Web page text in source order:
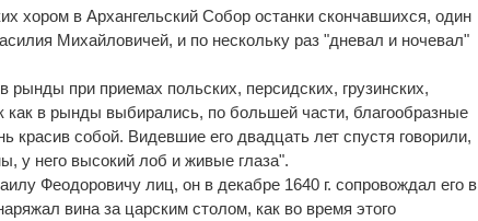
хором в Архангельский Собор останки скончавшихся, один
Михайловичей, и по нескольку раз "дневал и ночевал"
рынды при приемах польских, персидских, грузинских,
как в рынды выбирались, по большей части, благообразные
собой. Видевшие его двадцать лет спустя говорили,
у него высокий лоб и живые глаза".
Феодоровичу лиц, он в декабре 1640 г. сопровождал его в
вина за царским столом, как во время этого